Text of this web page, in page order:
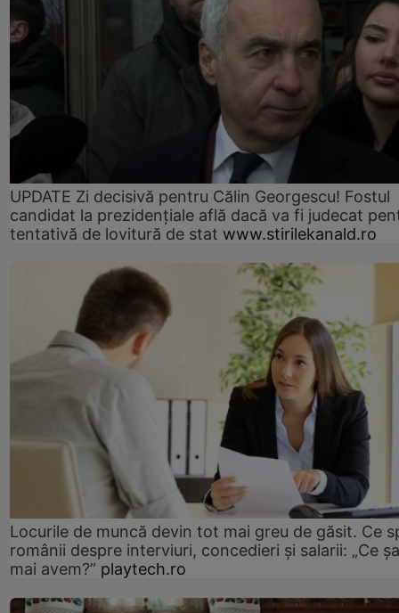
UPDATE Zi decisivă pentru Călin Georgescu! Fostul
candidat la prezidențiale află dacă va fi judecat
tentativă de lovitură de stat www.stirilekanald.ro
Locurile de muncă devin tot mai greu de găsit. Ce
românii despre interviuri, concedieri și salarii: „Ce
mai avem?” playtech.ro